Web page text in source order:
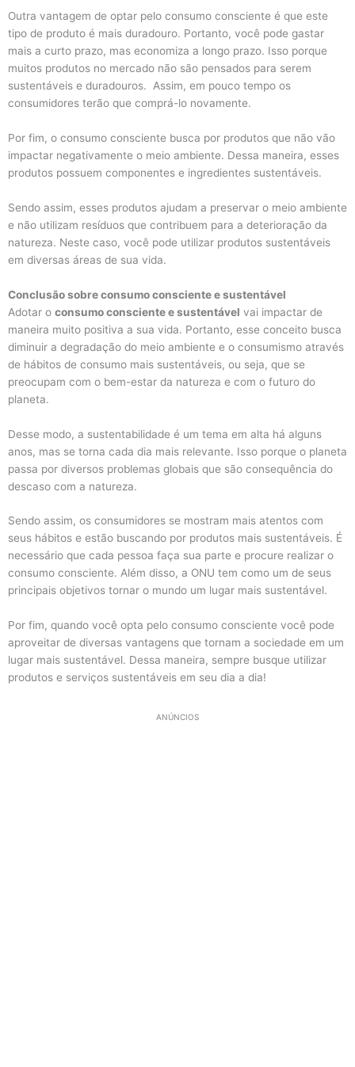
Outra vantagem de optar pelo consumo consciente é que este
tipo de produto é mais duradouro. Portanto, você pode gastar
mais a curto prazo, mas economiza a longo prazo. Isso porque
muitos produtos no mercado não são pensados para serem
sustentáveis e duradouros. Assim, em pouco tempo os
consumidores terão que comprá-lo novamente.
Por fim, o consumo consciente busca por produtos que não vão
impactar negativamente o meio ambiente. Dessa maneira, esses
produtos possuem componentes e ingredientes sustentáveis.
Sendo assim, esses produtos ajudam a preservar o meio ambiente
e não utilizam resíduos que contribuem para a deterioração da
natureza. Neste caso, você pode utilizar produtos sustentáveis
em diversas áreas de sua vida.
Conclusão sobre consumo consciente e sustentável
Adotar o consumo consciente e sustentável vai impactar de
maneira muito positiva a sua vida. Portanto, esse conceito busca
diminuir a degradação do meio ambiente e o consumismo através
de hábitos de consumo mais sustentáveis, ou seja, que se
preocupam com o bem-estar da natureza e com o futuro do
planeta.
Desse modo, a sustentabilidade é um tema em alta há alguns
anos, mas se torna cada dia mais relevante. Isso porque o planeta
passa por diversos problemas globais que são consequência do
descaso com a natureza.
Sendo assim, os consumidores se mostram mais atentos com
seus hábitos e estão buscando por produtos mais sustentáveis. É
necessário que cada pessoa faça sua parte e procure realizar o
consumo consciente. Além disso, a ONU tem como um de seus
principais objetivos tornar o mundo um lugar mais sustentável.
Por fim, quando você opta pelo consumo consciente você pode
aproveitar de diversas vantagens que tornam a sociedade em um
lugar mais sustentável. Dessa maneira, sempre busque utilizar
produtos e serviços sustentáveis em seu dia a dia!
ANÚNCIOS